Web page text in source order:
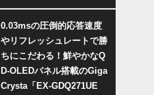
0.03msの圧倒的応答速度
やリフレッシュレートで勝
ちにこだわる！鮮やかなQ
D-OLEDパネル搭載のGiga
Crysta「EX-GDQ271UE